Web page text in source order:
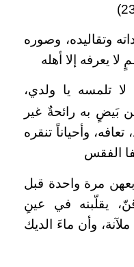
وتقاليده، وصوره
لا يعرفه إلا أهله
تلمسه يا ولدي،
بَيضٍ به رائحةٌ غير
تعافه، وأحياناً تنقره
الفقس
مرة واحدة قبل
يقلّبنه في عينِ
وأن ماءَ الديك